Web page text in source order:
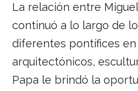
La relación entre
continuó a lo largo de
diferentes pontífices
arquitectónicos,
Papa le brindó la